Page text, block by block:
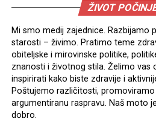
ŽIVOT
Mi smo medij zajednice. Razbijamo
starosti – živimo. Pratimo teme
obiteljske i mirovinske politike,
znanosti i životnog stila. Želimo vas
inspirirati kako biste zdravije i
Poštujemo različitosti,
argumentiranu raspravu. Naš moto
dobro.